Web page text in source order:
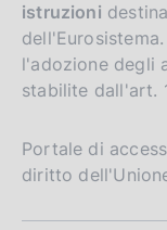
istruzioni
l'adozione degli
stabilite dall'art.
Portale di
diritto